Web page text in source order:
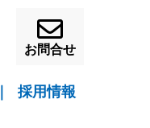
お問合せ
採用情報